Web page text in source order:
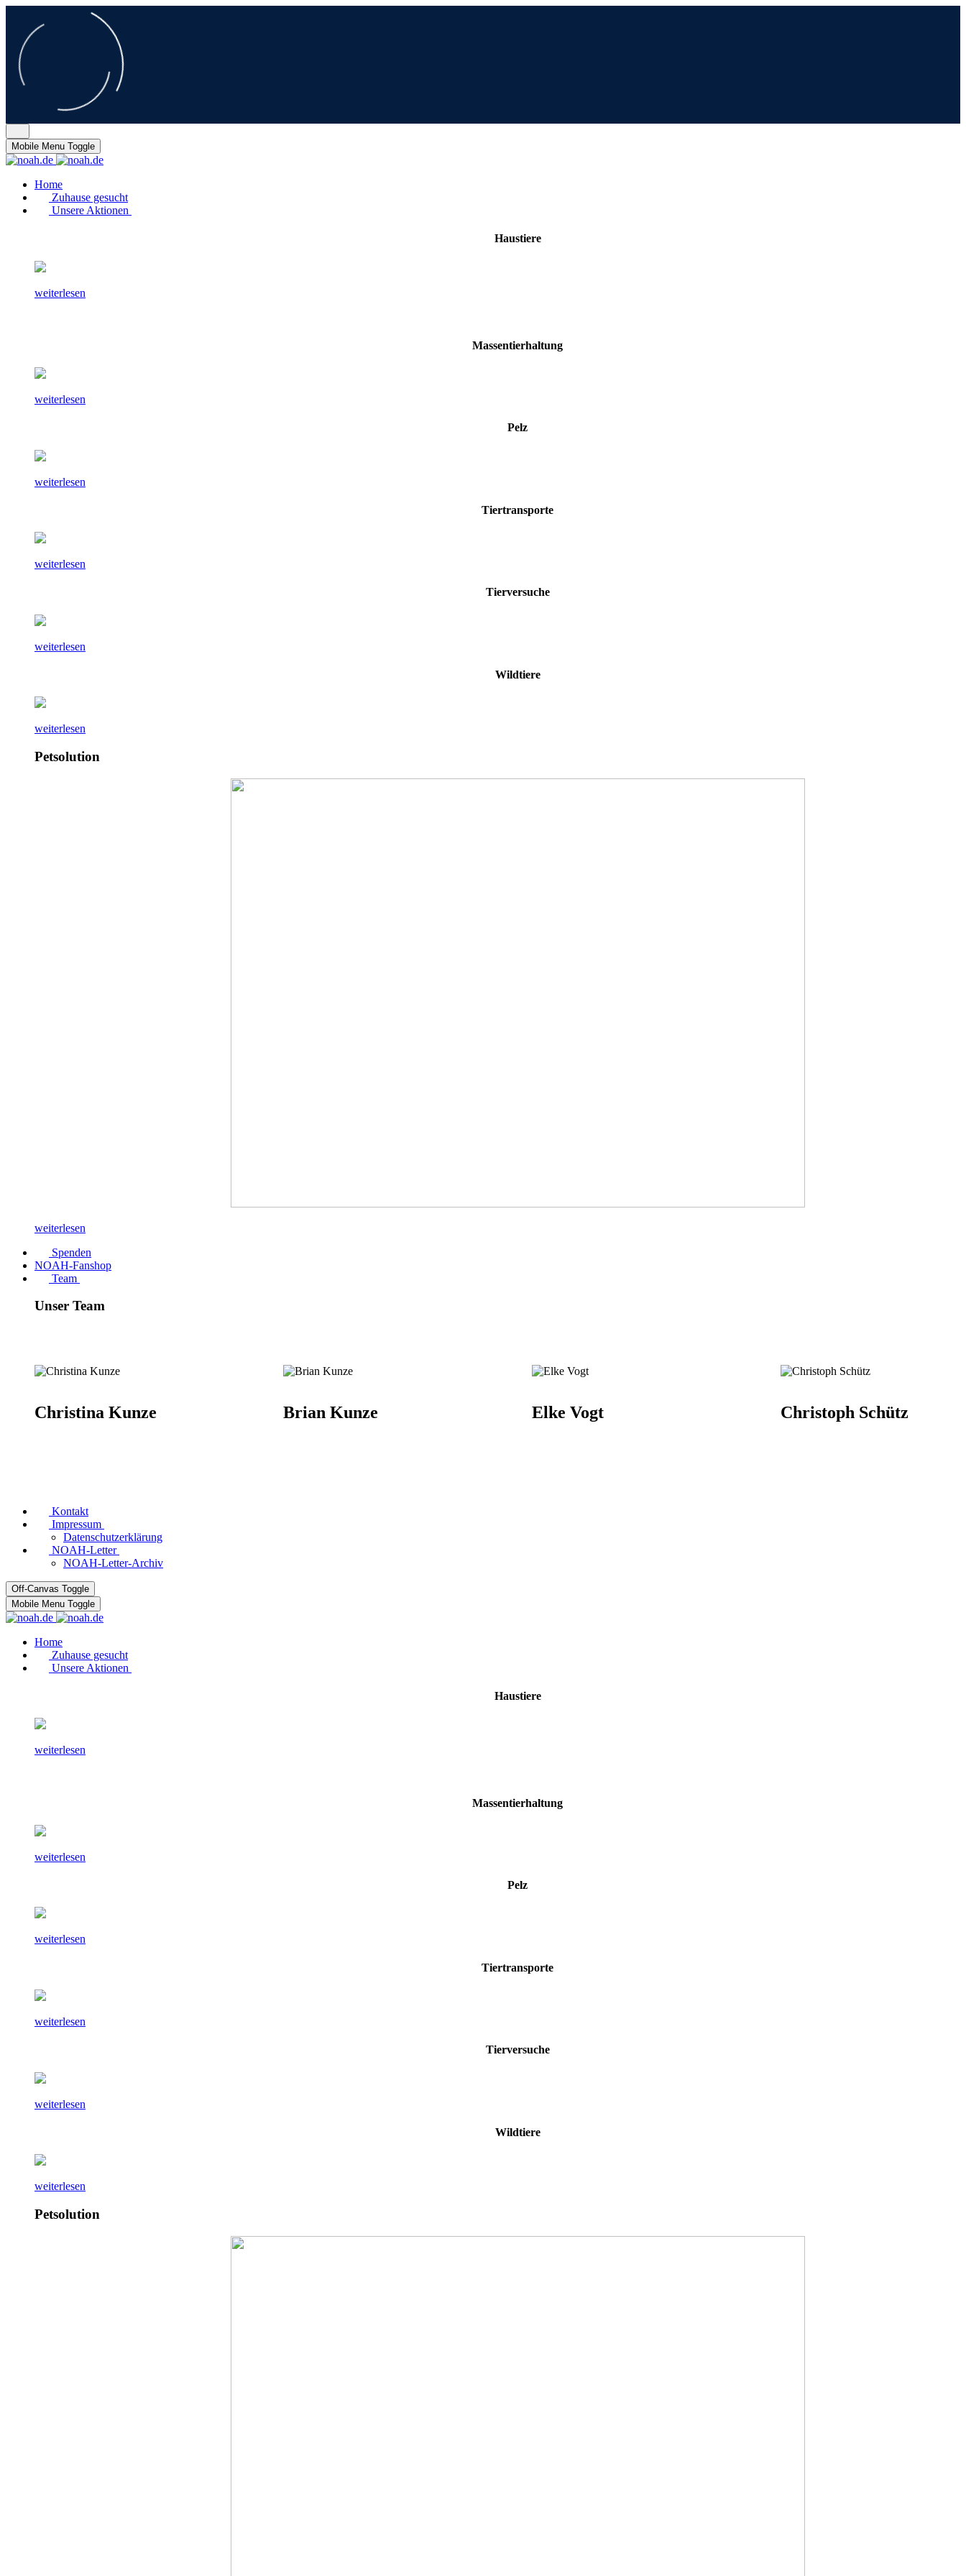
Mobile Menu Toggle
Home
Zuhause gesucht
Unsere Aktionen
Haustiere
weiterlesen
Massentierhaltung
weiterlesen
Pelz
weiterlesen
Tiertransporte
weiterlesen
Tierversuche
weiterlesen
Wildtiere
weiterlesen
Petsolution
weiterlesen
Spenden
NOAH-Fanshop
Team
Unser Team
Christina Kunze Brian Kunze Elke Vogt Christoph Schütz
Kontakt
Impressum
Datenschutzerklärung
NOAH-Letter
NOAH-Letter-Archiv
Off-Canvas Toggle
Mobile Menu Toggle
Home
Zuhause gesucht
Unsere Aktionen
Haustiere
weiterlesen
Massentierhaltung
weiterlesen
Pelz
weiterlesen
Tiertransporte
weiterlesen
Tierversuche
weiterlesen
Wildtiere
weiterlesen
Petsolution